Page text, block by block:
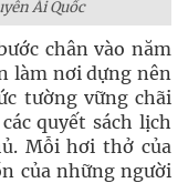
Ái Quốc
chân vào năm
làm nơi dựng nên
tường vững chãi
quyết sách lịch
Mỗi hơi thở của
của những người